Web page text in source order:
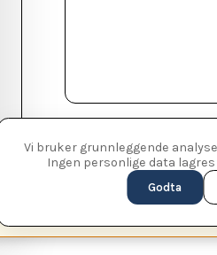
Vi bruker grunnleggende
Ingen personlige data
Godta